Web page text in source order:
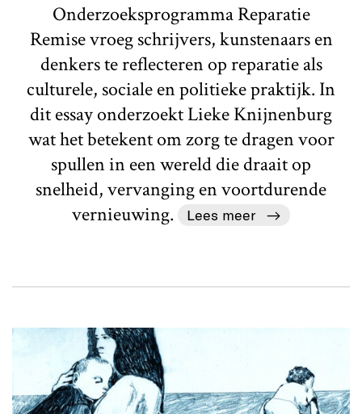
Onderzoeksprogramma Reparatie
Remise vroeg schrijvers, kunstenaars en
denkers te reflecteren op reparatie als
culturele, sociale en politieke praktijk. In
dit essay onderzoekt Lieke Knijnenburg
wat het betekent om zorg te dragen voor
spullen in een wereld die draait op
snelheid, vervanging en voortdurende
vernieuwing.
Lees meer